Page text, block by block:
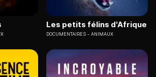
Les petits félins d'Afrique
DOCUMENTAIRES ANIMAUX